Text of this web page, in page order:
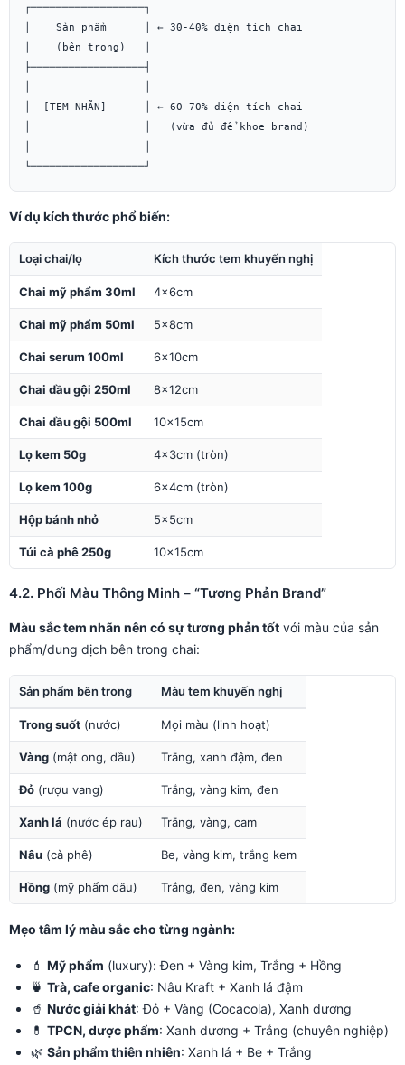
┌──────────────────┐
│    Sản phẩm      │ ← 30-40% diện tích chai
│    (bên trong)   │
├──────────────────┤
│  [TEM NHÃN]      │ ← 60-70% diện tích chai
│                  │   (vừa đủ để khoe brand)
Ví dụ kích thước phổ biến:
Loại chai/lọ Kích thước tem khuyến nghị
Chai mỹ phẩm 30ml 4×6cm
Chai mỹ phẩm 50ml 5×8cm
Chai serum 100ml 6×10cm
Chai dầu gội 250ml 8×12cm
Chai dầu gội 500ml 10×15cm
Lọ kem 50g 4×3cm (tròn)
Lọ kem 100g 6×4cm (tròn)
Hộp bánh nhỏ 5×5cm
Túi cà phê 250g 10×15cm
4.2. Phối Màu Thông Minh – “Tương Phản Brand”
Màu sắc tem nhãn nên có sự tương phản tốt với màu của sản
phẩm/dung dịch bên trong chai:
Sản phẩm bên trong Màu tem khuyến nghị
Trong suốt (nước) Mọi màu (linh hoạt)
Vàng (mật ong, dầu) Trắng, xanh đậm, đen
Đỏ (rượu vang) Trắng, vàng kim, đen
Xanh lá (nước ép rau) Trắng, vàng, cam
Nâu (cà phê) Be, vàng kim, trắng kem
Hồng (mỹ phẩm dâu) Trắng, đen, vàng kim
Mẹo tâm lý màu sắc cho từng ngành:
💄 Mỹ phẩm (luxury): Đen + Vàng kim, Trắng + Hồng
🍵 Trà, cafe organic: Nâu Kraft + Xanh lá đậm
🥤 Nước giải khát: Đỏ + Vàng (Cocacola), Xanh dương
💊 TPCN, dược phẩm: Xanh dương + Trắng (chuyên nghiệp)
🌿 Sản phẩm thiên nhiên: Xanh lá + Be + Trắng